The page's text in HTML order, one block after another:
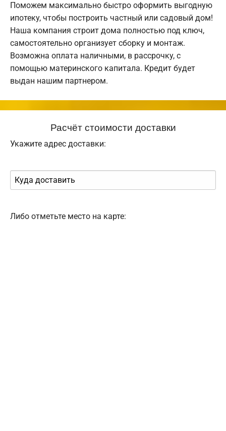
Поможем максимально быстро оформить выгодную
ипотеку, чтобы построить частный или садовый дом!
Наша компания строит дома полностью под ключ,
самостоятельно организует сборку и монтаж.
Возможна оплата наличными, в рассрочку, с
помощью материнского капитала. Кредит будет
выдан нашим партнером.
Расчёт стоимости доставки
Укажите адрес доставки:
Либо отметьте место на карте: